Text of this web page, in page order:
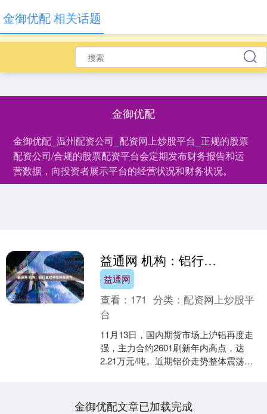
金御优配
金御优配_温州配资公司_配资网上炒股平台_正规的股票
配资公司/合规的股票配资平台会定期发布财务报告和运
营数据，向投资者展示平台的经营状况和财务状况。
金御优配 相关话题
益通网 机构：铝行业或将维持高景气
益通网
查看： 171 分类：配资网上炒股平
台
11月13日，国内期货市场上沪铝再度走
强，主力合约2601刷新年内高点，达
2.21万元/吨。近期铝价走势整体震荡偏
金御优配文章已加载完成